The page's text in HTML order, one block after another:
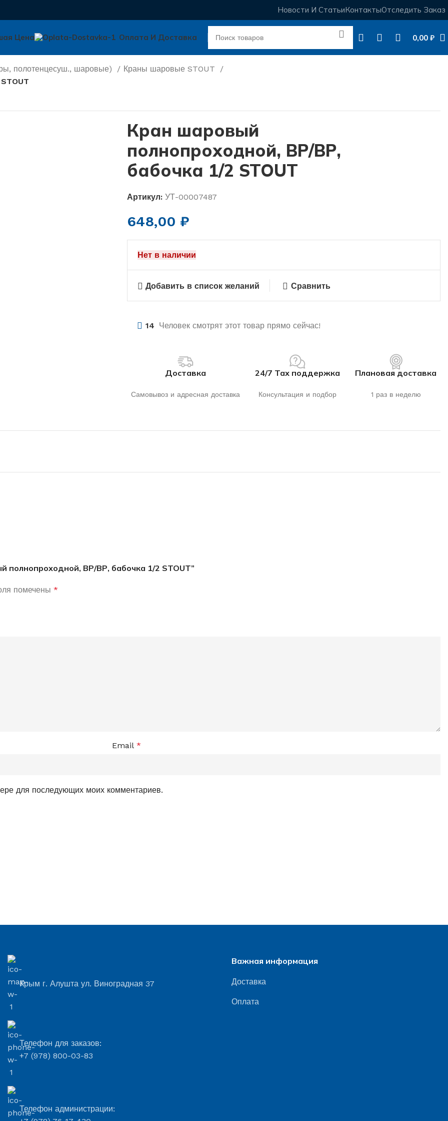
Новости И СтатьиКонтактыОтследить Заказ
Цена Оплата И Доставка 0,00 ₽
полотенцесуш., шаровые)
Краны шаровые STOUT
Кран шаровый
полнопроходной, ВР/ВР,
бабочка 1/2 STOUT
Артикул: УТ-00007487
648,00 ₽
Нет в наличии
Добавить в список желаний Сравнить
14 Человек смотрят этот товар прямо сейчас!
Доставка
Самовывоз и адресная доставка
24/7 Тах поддержка
Консультация и подбор
Плановая доставка
1 раз в неделю
полнопроходной, ВР/ВР, бабочка 1/2 STOUT”
помечены *
Email *
для последующих моих комментариев.
Крым г. Алушта ул. Виноградная 37
Телефон для заказов:
+7 (978) 800-03-83
Телефон администрации:
Важная информация
Доставка
Оплата